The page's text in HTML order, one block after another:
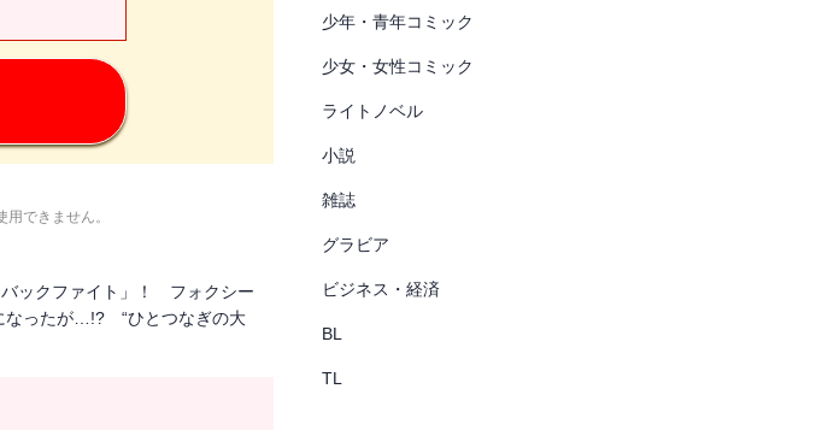
できません。
バックファイト」！ フォクシー
なったが…!? “ひとつなぎの大
少年・青年コミック
少女・女性コミック
ライトノベル
小説
雑誌
グラビア
ビジネス・経済
BL
TL